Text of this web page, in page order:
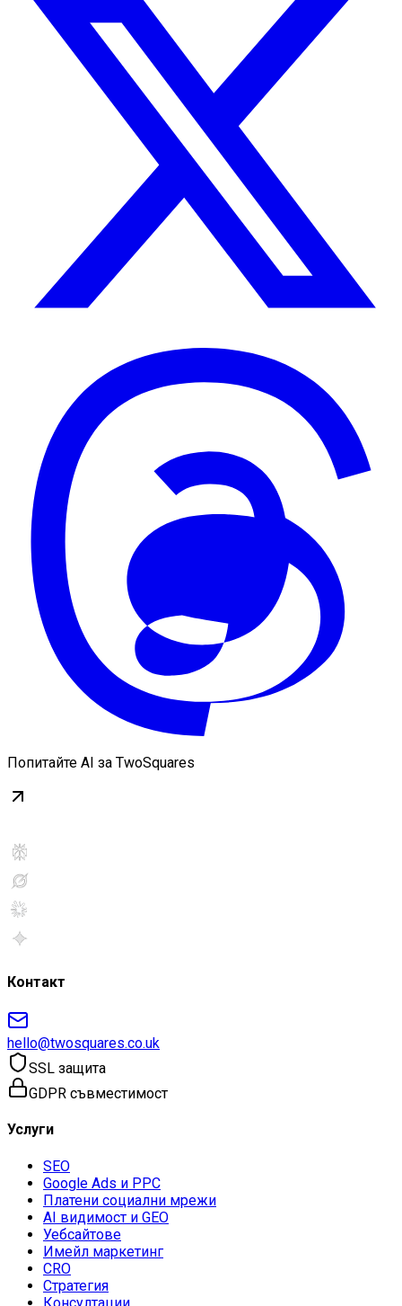
Попитайте AI за TwoSquares
Контакт
hello@twosquares.co.uk
SSL защита
GDPR съвместимост
Услуги
SEO
Google Ads и PPC
Платени социални мрежи
AI видимост и GEO
Уебсайтове
Имейл маркетинг
CRO
Стратегия
Консултации